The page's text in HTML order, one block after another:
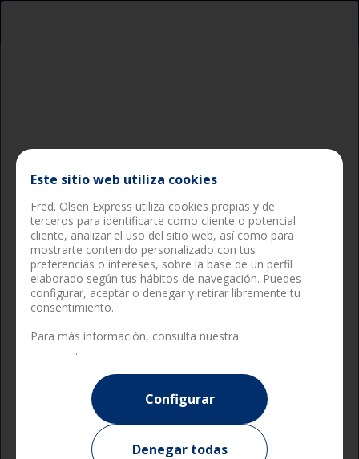
Buscar
Este sitio web utiliza cookies
Fred. Olsen Express utiliza cookies propias y de
terceros para identificarte como cliente o potencial
cliente, analizar el uso del sitio web, así como para
mostrarte contenido personalizado con tus
preferencias o intereses, sobre la base de un perfil
elaborado según tus hábitos de navegación. Puedes
configurar, aceptar o denegar y retirar libremente tu
consentimiento.
Para más información, consulta nuestra
.
Denegar todas
Configurar